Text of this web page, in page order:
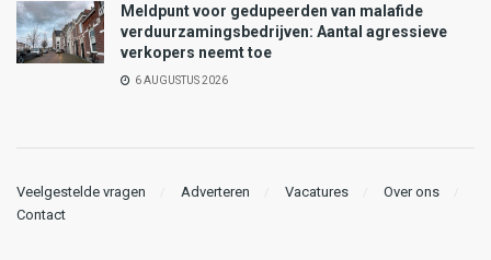
Meldpunt voor gedupeerden van malafide
verduurzamingsbedrijven: Aantal agressieve
verkopers neemt toe
6 AUGUSTUS 2026
Veelgestelde vragen Adverteren Vacatures
Over ons
Contact